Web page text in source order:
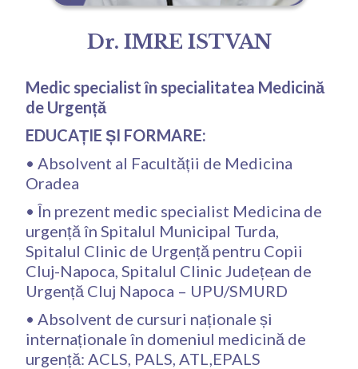
Dr. IMRE ISTVAN
Medic specialist în specialitatea Medicină
de Urgență
EDUCAȚIE ȘI FORMARE:
• Absolvent al Facultății de Medicina
Oradea
• În prezent medic specialist Medicina de
urgență în Spitalul Municipal Turda,
Spitalul Clinic de Urgență pentru Copii
Cluj-Napoca, Spitalul Clinic Județean de
Urgență Cluj Napoca – UPU/SMURD
• Absolvent de cursuri naționale și
internaționale în domeniul medicină de
urgență: ACLS, PALS, ATL,EPALS